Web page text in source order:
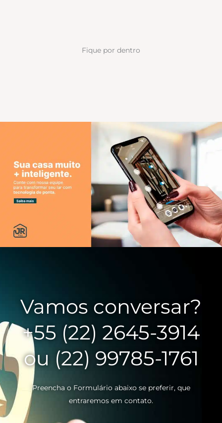
Fique por dentro
Vamos conversar?
+55 (22) 2645-3914
ou (22) 99785-1761
Preencha o Formulário abaixo se preferir, que
entraremos em contato.